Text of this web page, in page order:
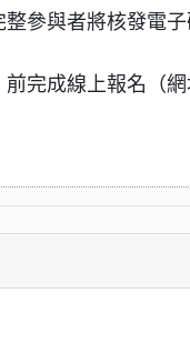
參與者將核發電
完成線上報名（